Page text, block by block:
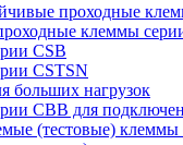
проходные
клеммы
CSB
CSTSN
больших нагрузок
CBB для
(тестовые)